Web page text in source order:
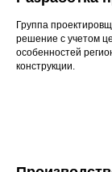
Группа
решение с учетом
особенностей
конструкции.